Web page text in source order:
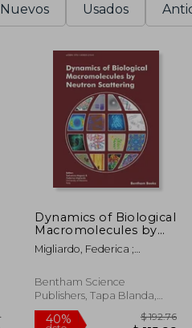
Nuevos Usados
Dynamics of Biological
Macromolecules by
Neutron Scattering
(en Inglés)
Migliardo, Federica ;
Bentham Science
Publishers, Tapa Blanda,
Nuevo